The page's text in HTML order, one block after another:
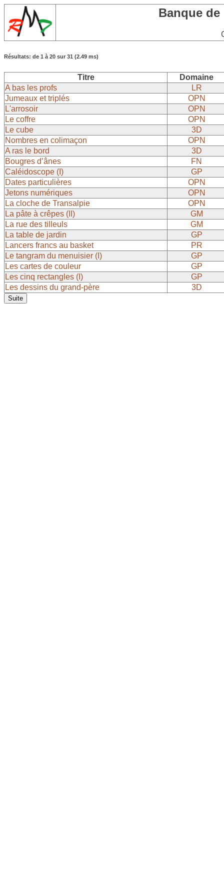
Banque
Résultats: de 1 à 20 sur 31 (2.49 ms)
Titre
Domaine
A bas les profs
LR
Jumeaux et triplés
OPN
L'arrosoir
OPN
Le coffre
OPN
Le cube
3D
Nombres en colimaçon
OPN
A ras le bord
3D
Bougres d’ânes
FN
Caléidoscope (I)
GP
Dates particulières
OPN
Jetons numériques
OPN
La cloche de Transalpie
OPN
La pâte à crêpes (II)
GM
La rue des tilleuls
GM
La table de jardin
GP
Lancers francs au basket
PR
Le tangram du menuisier (I)
GP
Les cartes de couleur
GP
Les cinq rectangles (I)
GP
Les dessins du grand-père
3D